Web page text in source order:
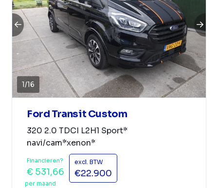
1/16
Ford Transit Custom
320 2.0 TDCI L2H1 Sport*
navi/cam*xenon*
Financieren?
€ 531,66
per maand
excl. BTW
€22.900